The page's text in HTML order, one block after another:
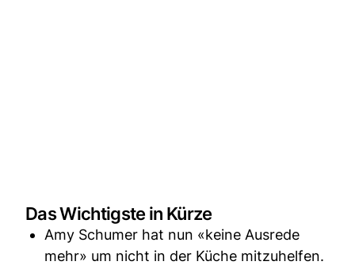
Das Wichtigste in Kürze
Amy Schumer hat nun «keine Ausrede
mehr» um nicht in der Küche mitzuhelfen.